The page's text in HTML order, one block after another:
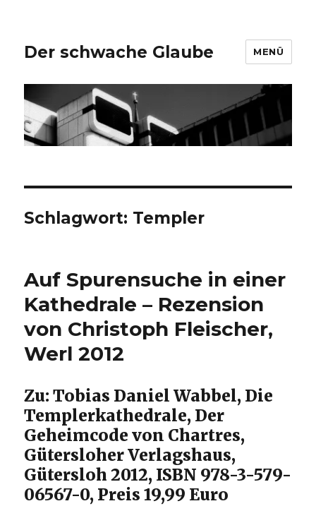
Der schwache Glaube MENÜ
Schlagwort: Templer
Auf Spurensuche in einer
Kathedrale – Rezension
von Christoph Fleischer,
Werl 2012
Zu: Tobias Daniel Wabbel, Die
Templerkathedrale, Der
Geheimcode von Chartres,
Gütersloher Verlagshaus,
Gütersloh 2012, ISBN 978-3-579-
06567-0, Preis 19,99 Euro